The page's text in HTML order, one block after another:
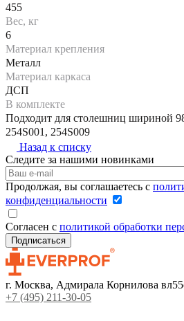
455
Вес, кг
6
Материал крепления
Металл
Материал каркаса
ДСП
В комплекте
Подходит для столешниц шириной
254S001, 254S009
Назад к списку
Следите за нашими новинками
Продолжая, вы соглашаетесь с
конфиденциальности
Согласен с политикой обработки
г. Москва, Адмирала Корнилова
+7 (495) 211-30-05